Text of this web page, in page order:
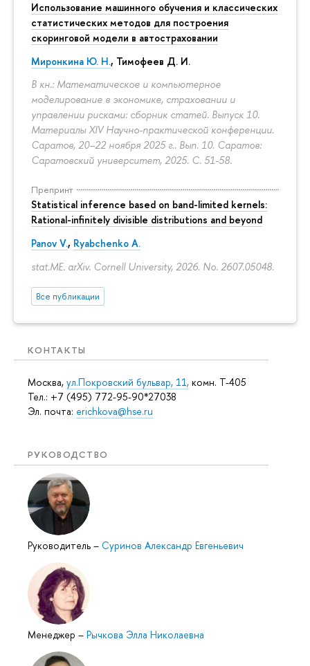
Использование машинного обучения и классических
статистических методов для построения
скоринговой модели в автостраховании
Миронкина Ю. Н., Тимофеев Д. И.
В кн.: Математическое и компьютерное
моделирование в экономике, страховании и
управлении рисками: сборник статей. Выпуск 10.
Материалы XIV Научно-практической конференции.
Саратов, 20–22 ноября 2025 г.. Вып. 10. Саратов:
Саратовский университет, 2025. С. 51-58.
Препринт
Statistical inference based on band-limited kernels:
Rational-infinitely divisible distributions and beyond
Panov V., Ryabchenko A.
stat.ME. arXiv. Cornell University, 2026. No. 2607.05048.
Все публикации
КОНТАКТЫ
Москва, ул.Покровский бульвар, 11, комн. Т-405
Тел.: +7 (495) 772-95-90*27038
Эл. почта: erichkova@hse.ru
РУКОВОДСТВО
Руководитель – Суринов Александр Евгеньевич
Менеджер – Рычкова Элла Николаевна